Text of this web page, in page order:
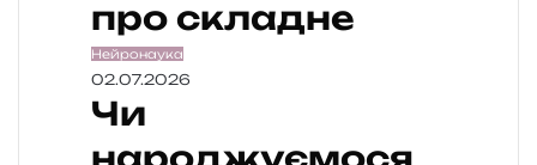
про складне
Нейронаука
02.07.2026
Чи